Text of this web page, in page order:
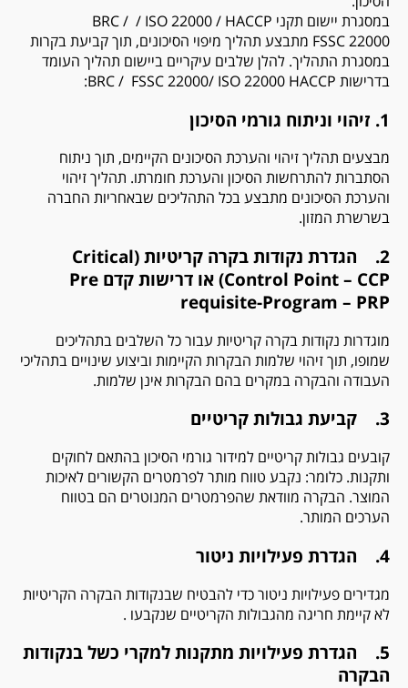
במסגרת יישום תקני HACCP
/ 22000
ISO
/ BRC /
FSSC 22000 מתבצע תהליך מיפוי הסיכונים, תוך קביעת בקרות
במסגרת התהליך. להלן שלבים עיקריים ביישום תהליך העומד
בדרישות HACCP
ISO22000:
1. זיהוי וניתוח גורמי הסיכון
מבצעים תהליך זיהוי והערכת הסיכונים הקיימים, תוך ניתוח
הסתברות להתרחשות הסיכון והערכת חומרתו. תהליך זיהוי
והערכת הסיכונים מתבצע בכל התהליכים שבאחריות החברה
בשרשרת המזון.
2. הגדרת נקודות בקרה קריטיות (Critical
Control Point – CCP) או דרישות קדם Pre
requisite-Program – PRP
מוגדרות נקודות בקרה קריטיות עבור כל השלבים בתהליכים
שמופו, תוך זיהוי שלמות הבקרות הקיימות וביצוע שינויים בתהליכי
העבודה והבקרה במקרים בהם הבקרות אינן שלמות.
3. קביעת גבולות קריטיים
קובעים גבולות קריטיים למידור גורמי הסיכון בהתאם לחוקים
ותקנות. כלומר: נקבע טווח מותר לפרמטרים הקשורים לאיכות
המוצר. הבקרה מוודאת שהפרמטרים המנוטרים הם בטווח
הערכים המותר.
4. הגדרת פעילויות ניטור
מגדירים פעילויות ניטור כדי להבטיח שבנקודות הבקרה הקריטיות
לא קיימת חריגה מהגבולות הקריטיים שנקבעו .
5. הגדרת פעילויות מתקנות למקרי כשל בנקודות
הבקרה